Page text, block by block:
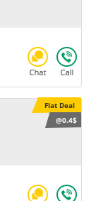
Flat Deal
@0.4$